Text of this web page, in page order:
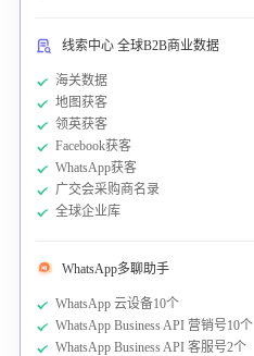
线索中心 全球B2B商业数据
海关数据
地图获客
领英获客
Facebook获客
WhatsApp获客
广交会采购商名录
全球企业库
WhatsApp多聊助手
WhatsApp 云设备10个
WhatsApp Business API 营销号10个
WhatsApp Business API 客服号2个